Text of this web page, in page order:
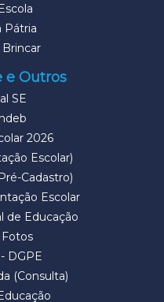
Pátria
e Outros
SE
2026
Escolar)
Cadastro)
Escolar
de Educação
Fotos
DGPE
(Consulta)